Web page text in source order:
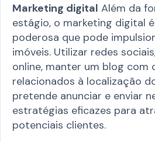
Marketing digital Além da
estágio, o marketing digital
poderosa que pode
imóveis. Utilizar redes
online, manter um blog com
relacionados à localização
pretende anunciar e enviar
estratégias eficazes para
potenciais clientes.